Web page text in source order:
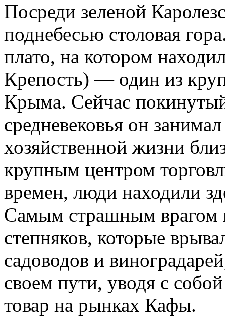
Посреди зеленой
поднебесью столовая
плато, на котором
Крепость) — один из
Крыма. Сейчас
средневековья он
хозяйственной жизни
крупным центром
времен, люди находили
Самым страшным
степняков, которые
садоводов и
своем пути, уводя с
товар на рынках Кафы.